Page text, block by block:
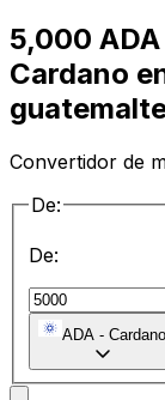
5,000
Cardano
Convertidor de
De:
De:
ADA - Cardano